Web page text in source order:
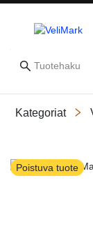
Kategoriat
Poistuva tuote
Slide 1 of 1